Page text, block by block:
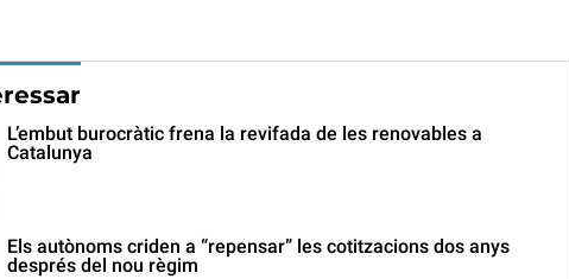
L’embut burocràtic frena la revifada de les renovables a
Catalunya
Els autònoms criden a “repensar” les cotitzacions dos anys
després del nou règim